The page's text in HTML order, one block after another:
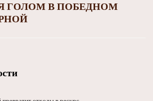
ГОЛОМ В ПОБЕДНОМ